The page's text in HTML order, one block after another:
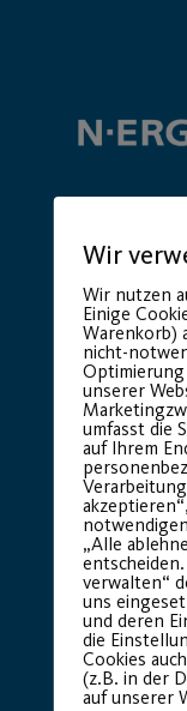
Wir
Wir nutzen
Einige
Warenkorb)
nicht-
unserer
umfasst die
auf Ihrem
„Alle
verwalten“
uns
und deren
die
Cookies
(z.B. in der
auf unserer